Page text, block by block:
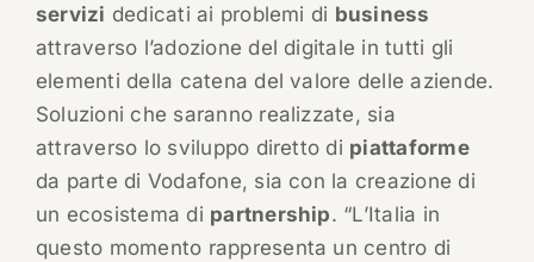
servizi dedicati ai problemi di business
attraverso l’adozione del digitale in tutti gli
elementi della catena del valore delle aziende.
Soluzioni che saranno realizzate, sia
attraverso lo sviluppo diretto di piattaforme
da parte di Vodafone, sia con la creazione di
un ecosistema di partnership. “L’Italia in
questo momento rappresenta un centro di